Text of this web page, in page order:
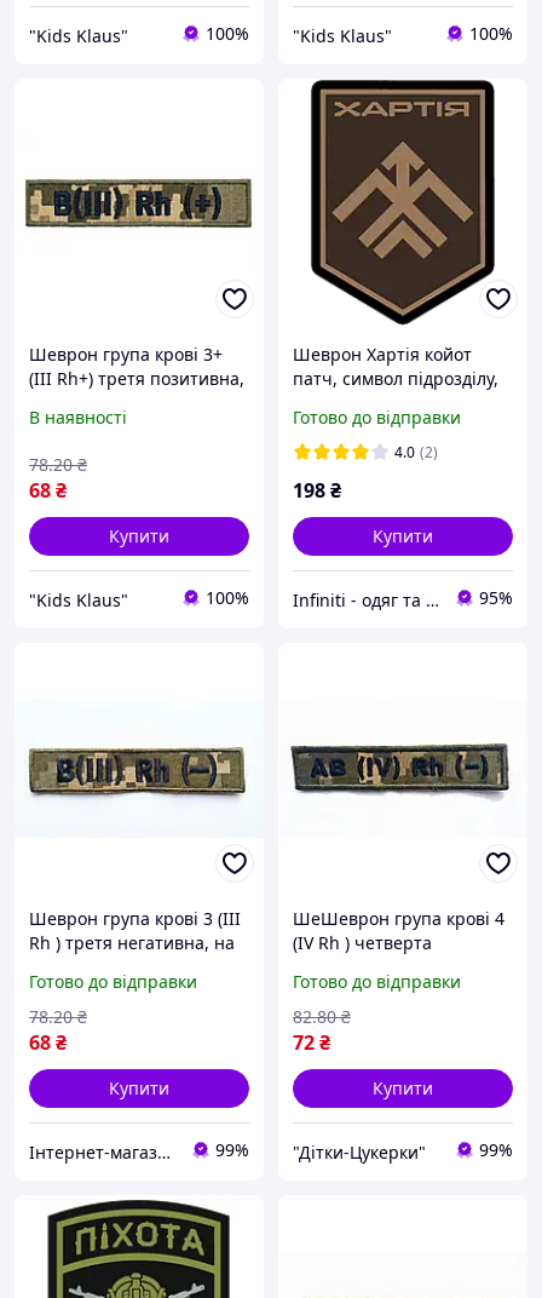
"Kids Klaus" 100% "Kids Klaus" 100%
Шеврон група крові 3+
(III Rh+) третя позитивна,
патч олива, саржа,
В наявності
68₴
78.20 ₴
Купити
"Kids Klaus" 100%
Шеврон Хартія койот
патч, символ підрозділу,
Готово до відправки
4.0 (2)
198₴
Купити
Infiniti - одяг та аксесуари 95%
Шеврон група крові 3 (III
Rh ) третя негативна, на
олива, саржа, вишивка
Готово до відправки
68₴
78.20 ₴
Купити
Інтернет-магазин «Світ іграшок» 99%
ШеШеврон група крові 4
(IV Rh ) четверта
липучка, саржа, вишивка
Готово до відправки
72₴
82.80 ₴
Купити
"Дітки-Цукерки" 99%